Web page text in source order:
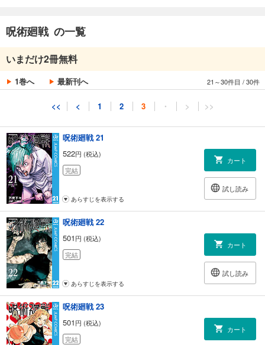
呪術廻戦 の一覧
いまだけ2冊無料
1巻へ 最新刊へ 21～30件目 /30件
<< < 1 2 3 ・ > >>
あらすじを表示する
呪術廻戦 20
459円 (税込)
完結
呪術廻戦 21
522円 (税込)
完結
カート
試し読み
あらすじを表示する
呪術廻戦 22
501円 (税込)
完結
カート
試し読み
あらすじを表示する
呪術廻戦 23
501円 (税込)
完結
カート